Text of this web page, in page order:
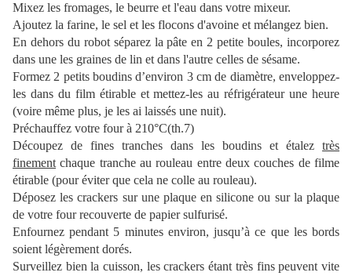
Mixez les fromages, le beurre et l'eau dans votre mixeur.
Ajoutez la farine, le sel et les flocons d'avoine et mélangez bien.
En dehors du robot séparez la pâte en 2 petite boules, incorporez
dans une les graines de lin et dans l'autre celles de sésame.
Formez 2 petits boudins d’environ 3 cm de diamètre, enveloppez-
les dans du film étirable et mettez-les au réfrigérateur une heure
(voire même plus, je les ai laissés une nuit).
Préchauffez votre four à 210°C(th.7)
Découpez de fines tranches dans les boudins et étalez très
finement chaque tranche au rouleau entre deux couches de filme
étirable (pour éviter que cela ne colle au rouleau).
Déposez les crackers sur une plaque en silicone ou sur la plaque
de votre four recouverte de papier sulfurisé.
Enfournez pendant 5 minutes environ, jusqu’à ce que les bords
soient légèrement dorés.
Surveillez bien la cuisson, les crackers étant très fins peuvent vite